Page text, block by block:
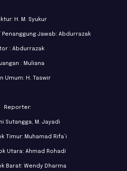
H. M. Syukur
Jawab: Abdurrazak
: Abdurrazak
: Muliana
Umum: H. Taswir
Reporter:
Sutangga, M. Jayadi
Timur: Muhamad Rifa’i
Utara: Ahmad Rohadi
Barat: Wendy Dharma